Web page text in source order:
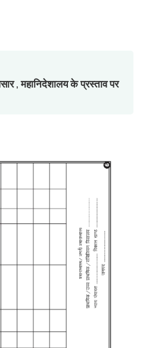
, महानिदेशालय के प्रस्ताव पर